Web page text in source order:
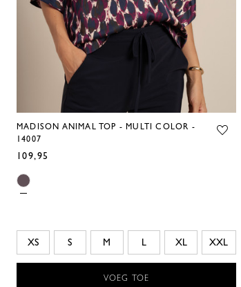
MADISON ANIMAL TOP - MULTI COLOR -
14007
109,95
XS S M L XL XXL
VOEG TOE